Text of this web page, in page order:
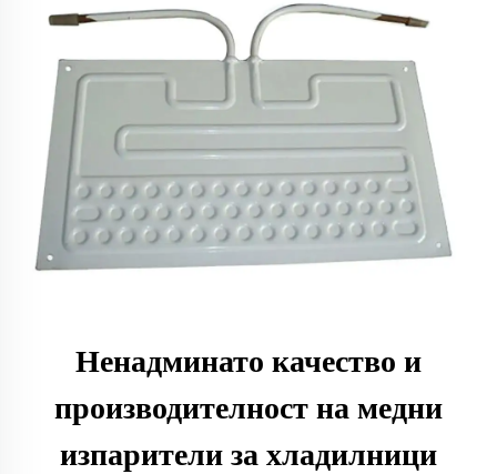
Ненадминато качество и
производителност на медни
изпарители за хладилници